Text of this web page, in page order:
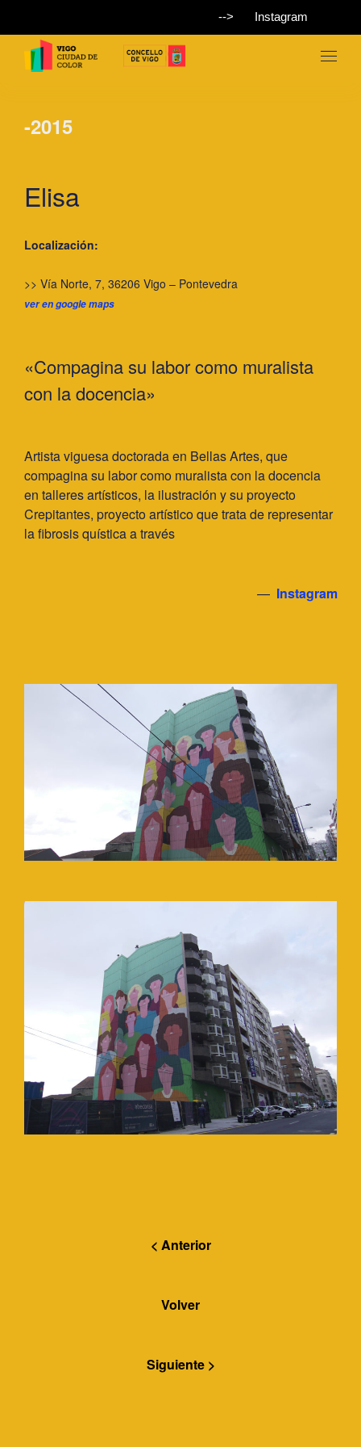
--> Instagram
-2015
Elisa
Localización:
>> Vía Norte, 7, 36206 Vigo – Pontevedra
ver en google maps
«Compagina su labor como muralista
con la docencia»
Artista viguesa doctorada en Bellas Artes, que
compagina su labor como muralista con la docencia
en talleres artísticos, la ilustración y su proyecto
Crepitantes, proyecto artístico que trata de representar
la fibrosis quística a través
— Instagram
< Anterior
Volver
Siguiente >